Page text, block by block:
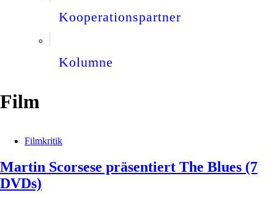
Kooperationspartner
Kolumne
Film
Filmkritik
Martin Scorsese präsentiert The Blues (7
DVDs)